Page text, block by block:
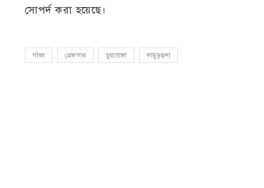
সোপর্দ করা হয়েছে।
গাঁজা গ্রেফতার চুয়াডাঙ্গা দামুড়হুদা